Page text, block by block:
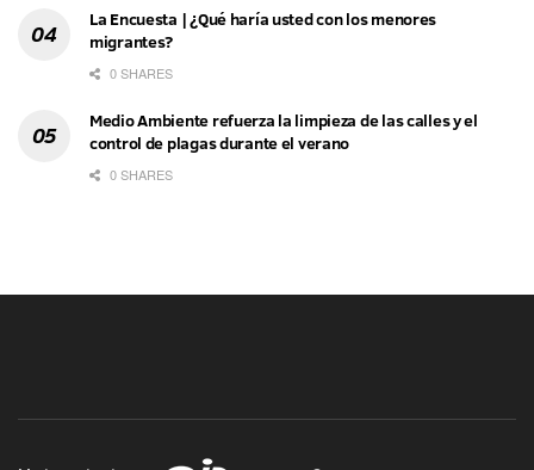
La Encuesta | ¿Qué haría usted con los menores
migrantes?
0 SHARES
Medio Ambiente refuerza la limpieza de las calles y el
control de plagas durante el verano
0 SHARES